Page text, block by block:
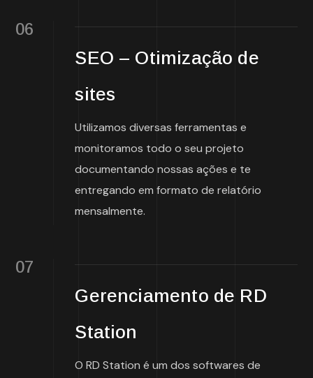
06
SEO – Otimização de
sites
Utilizamos diversas ferramentas e
monitoramos todo o seu projeto
documentando nossas ações e te
entregando em formato de relatório
mensalmente.
07
Gerenciamento de RD
Station
O RD Station é um dos softwares de